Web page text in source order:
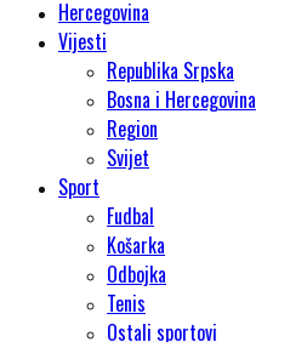
Hercegovina
Vijesti
Republika Srpska
Bosna i Hercegovina
Region
Svijet
Sport
Fudbal
Košarka
Odbojka
Tenis
Ostali sportovi